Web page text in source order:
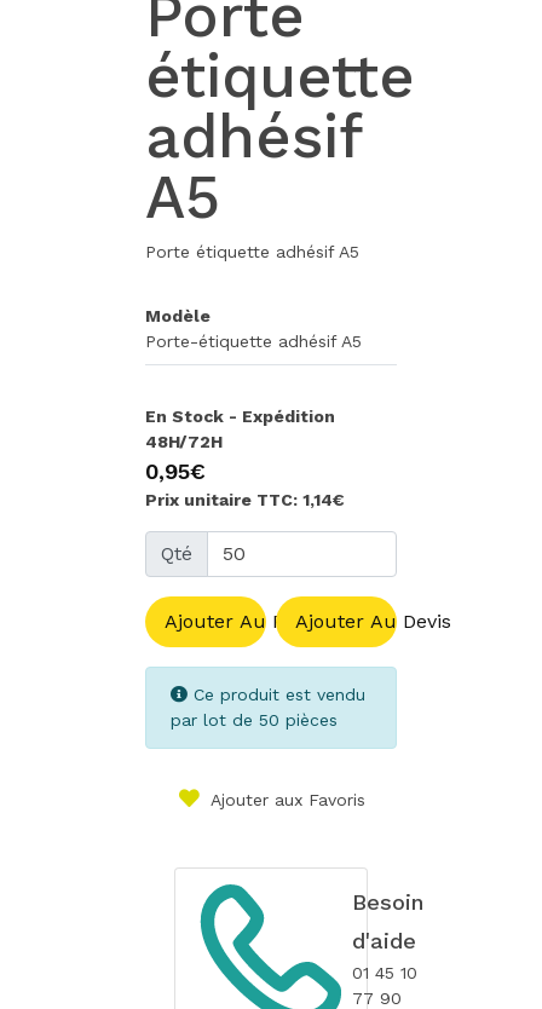
Porte
étiquette
adhésif
A5
Porte étiquette adhésif A5
Modèle
Porte-étiquette adhésif A5
En Stock - Expédition
48H/72H
0,95€
Prix unitaire TTC: 1,14€
Qté
Ajouter Au PanierAjouter Au Devis
Ce produit est vendu
par lot de 50 pièces
Ajouter aux Favoris
Besoin
d'aide
01 45 10
77 90